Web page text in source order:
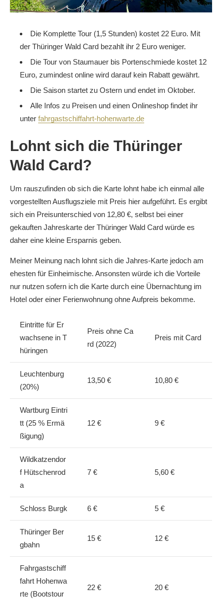
Die Komplette Tour (1,5 Stunden) kostet 22 Euro. Mit
der Thüringer Wald Card bezahlt ihr 2 Euro weniger.
Die Tour von Staumauer bis Portenschmiede kostet 12
Euro, zumindest online wird darauf kein Rabatt gewährt.
Die Saison startet zu Ostern und endet im Oktober.
Alle Infos zu Preisen und einen Onlineshop findet ihr
unter fahrgastschiffahrt-hohenwarte.de
Lohnt sich die Thüringer
Wald Card?
Um rauszufinden ob sich die Karte lohnt habe ich einmal alle
vorgestellten Ausflugsziele mit Preis hier aufgeführt. Es ergibt
sich ein Preisunterschied von 12,80 €, selbst bei einer
gekauften Jahreskarte der Thüringer Wald Card würde es
daher eine kleine Ersparnis geben.
Meiner Meinung nach lohnt sich die Jahres-Karte jedoch am
ehesten für Einheimische. Ansonsten würde ich die Vorteile
nur nutzen sofern ich die Karte durch eine Übernachtung im
Hotel oder einer Ferienwohnung ohne Aufpreis bekomme.
Eintritte für Er
wachsene in T
hüringen
Preis ohne Ca
rd (2022)
Preis mit Card
Leuchtenburg
(20%)
13,50 € 10,80 €
Wartburg Eintri
tt (25 % Ermä
ßigung)
12 € 9 €
Wildkatzendor
f Hütschenrod
a
7 € 5,60 €
Schloss Burgk 6 € 5 €
Thüringer Ber
gbahn
15 € 12 €
Fahrgastschiff
fahrt Hohenwa
rte (Bootstour
22 € 20 €